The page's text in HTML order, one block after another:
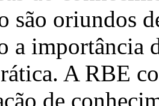
são oriundos
a importância
A RBE
de